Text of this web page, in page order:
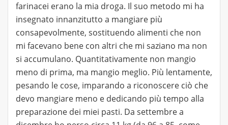
farinacei erano la mia droga. Il suo metodo mi ha
insegnato innanzitutto a mangiare più
consapevolmente, sostituendo alimenti che non
mi facevano bene con altri che mi saziano ma non
si accumulano. Quantitativamente non mangio
meno di prima, ma mangio meglio. Più lentamente,
pesando le cose, imparando a riconoscere ciò che
devo mangiare meno e dedicando più tempo alla
preparazione dei miei pasti. Da settembre a